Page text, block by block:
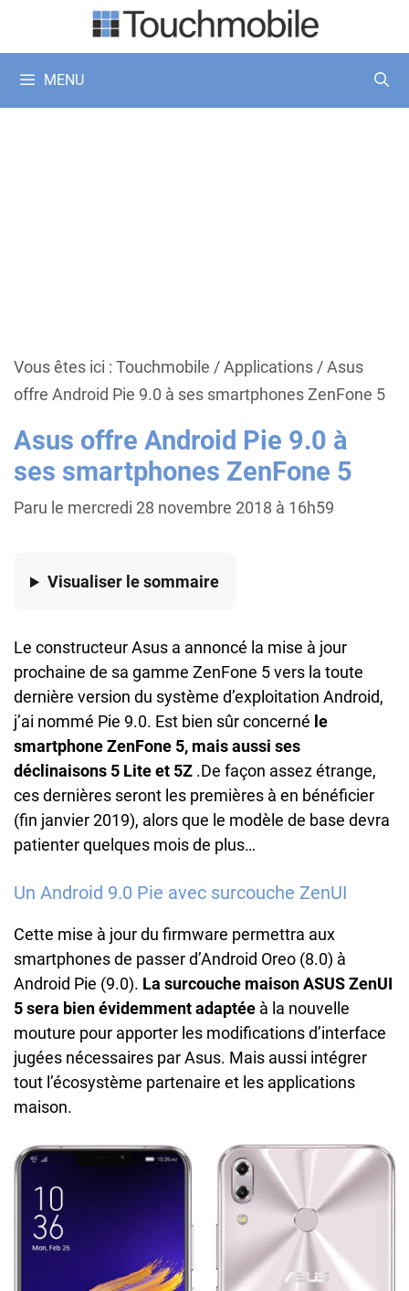
MENU
Vous êtes ici : Touchmobile /Applications/Asus
offre Android Pie 9.0 à ses smartphones ZenFone 5
Asus offre Android Pie 9.0 à
ses smartphones ZenFone 5
Paru le mercredi 28 novembre 2018 à 16h59
Visualiser le sommaire
Le constructeur Asus a annoncé la mise à jour
prochaine de sa gamme ZenFone 5 vers la toute
dernière version du système d’exploitation Android,
j’ai nommé Pie 9.0. Est bien sûr concerné le
smartphone ZenFone 5, mais aussi ses
déclinaisons 5 Lite et 5Z .De façon assez étrange,
ces dernières seront les premières à en bénéficier
(fin janvier 2019), alors que le modèle de base devra
patienter quelques mois de plus…
Un Android 9.0 Pie avec surcouche ZenUI
Cette mise à jour du firmware permettra aux
smartphones de passer d’Android Oreo (8.0) à
Android Pie (9.0). La surcouche maison ASUS ZenUI
5 sera bien évidemment adaptée à la nouvelle
mouture pour apporter les modifications d’interface
jugées nécessaires par Asus. Mais aussi intégrer
tout l’écosystème partenaire et les applications
maison.